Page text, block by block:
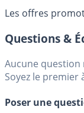
Les offres
Questions &
Aucune question
Soyez le premier
Poser une